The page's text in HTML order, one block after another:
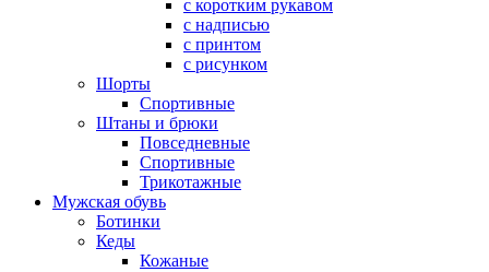
с коротким рукавом
с надписью
с принтом
с рисунком
Шорты
Спортивные
Штаны и брюки
Повседневные
Спортивные
Трикотажные
Мужская обувь
Ботинки
Кеды
Кожаные